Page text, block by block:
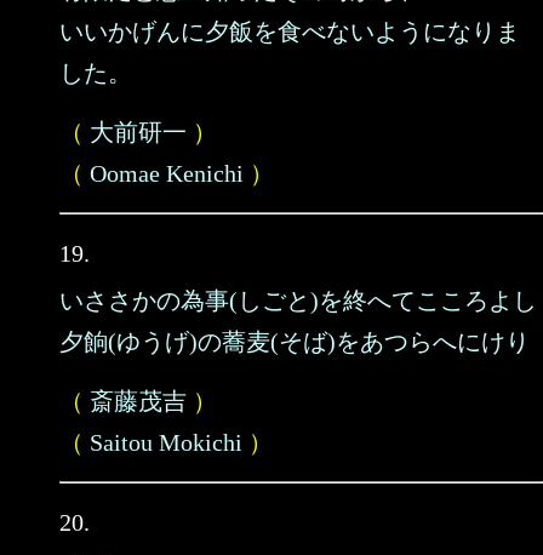
いいかげんに夕飯を食べないようになりま
した。
（ 大前研一 ）
（ Oomae Kenichi ）
19.
いささかの為事(しごと)を終へてこころよし
夕餉(ゆうげ)の蕎麦(そば)をあつらへにけり
（ 斎藤茂吉 ）
（ Saitou Mokichi ）
20.